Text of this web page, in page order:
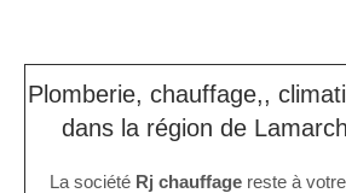
Plomberie, chauffage,,
dans la région de
La société Rj chauffage reste à votre